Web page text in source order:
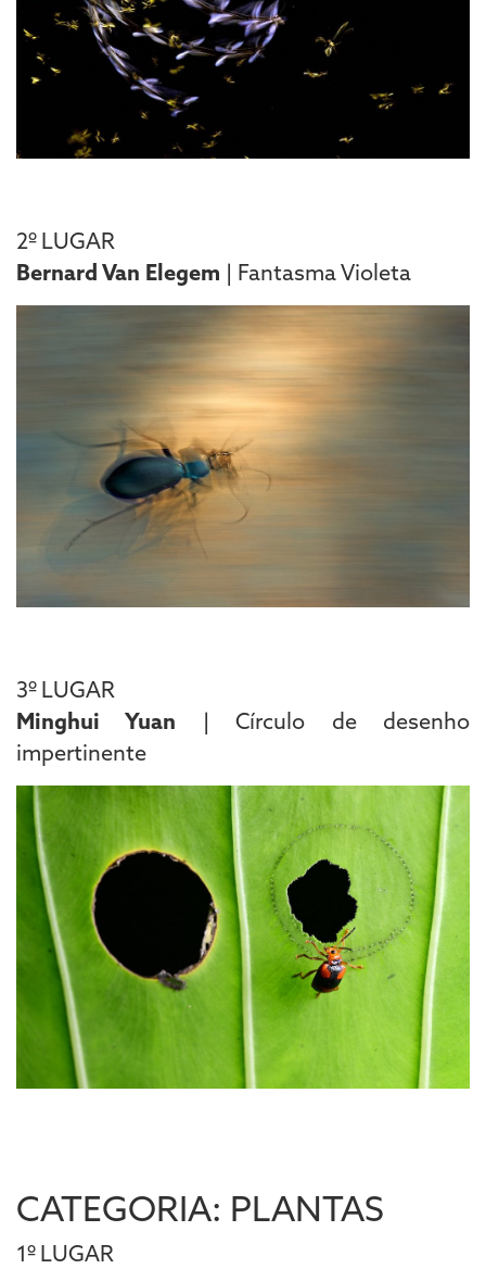
2º LUGAR
Bernard Van Elegem | Fantasma Violeta
3º LUGAR
Minghui Yuan | Círculo de desenho
impertinente
CATEGORIA: PLANTAS
1º LUGAR